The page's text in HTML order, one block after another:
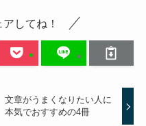
してね！
文章がうまくなりたい人に
本気でおすすめの4冊